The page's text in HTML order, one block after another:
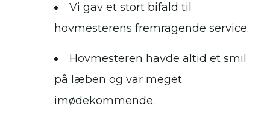
Vi gav et stort bifald til
hovmesterens fremragende service.
Hovmesteren havde altid et smil
på læben og var meget
imødekommende.